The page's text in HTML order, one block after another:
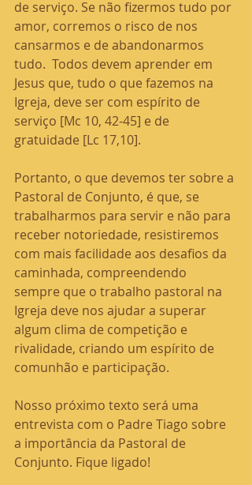
de serviço. Se não fizermos tudo por
amor, corremos o risco de nos
cansarmos e de abandonarmos
tudo.  Todos devem aprender em
Jesus que, tudo o que fazemos na
Igreja, deve ser com espírito de
serviço [Mc 10, 42-45] e de
gratuidade [Lc 17,10].
Portanto, o que devemos ter sobre a
Pastoral de Conjunto, é que, se
trabalharmos para servir e não para
receber notoriedade, resistiremos
com mais facilidade aos desafios da
caminhada, compreendendo
sempre que o trabalho pastoral na
Igreja deve nos ajudar a superar
algum clima de competição e
rivalidade, criando um espírito de
comunhão e participação.
Nosso próximo texto será uma
entrevista com o Padre Tiago sobre
a importância da Pastoral de
Conjunto. Fique ligado!